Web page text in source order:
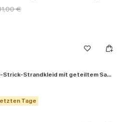
€
Beiges Mini-Strick-Strandkleid mit geteiltem Saum
Tage